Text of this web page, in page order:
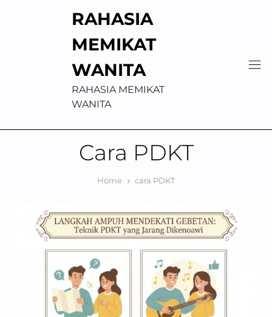
RAHASIA
MEMIKAT
WANITA
RAHASIA MEMIKAT
WANITA
Cara PDKT
Home cara PDKT